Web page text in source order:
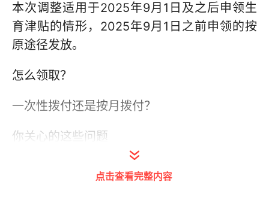
本次调整适用于2025年9月1日及之后申领生
育津贴的情形，2025年9月1日之前申领的按
原途径发放。
怎么领取？
一次性拨付还是按月拨付？
你关心的这些问题
点击查看完整内容